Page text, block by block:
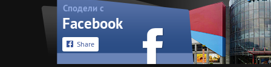
Сподели с
Facebook
Share